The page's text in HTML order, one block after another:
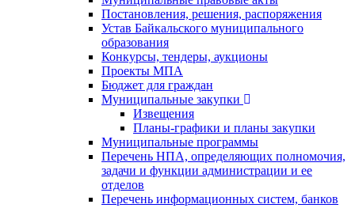
Постановления, решения, распоряжения
Устав Байкальского муниципального
образования
Конкурсы, тендеры, аукционы
Проекты МПА
Бюджет для граждан
Муниципальные закупки
Извещения
Планы-графики и планы закупки
Муниципальные программы
Перечень НПА, определяющих полномочия,
задачи и функции администрации и ее
отделов
Перечень информационных систем, банков